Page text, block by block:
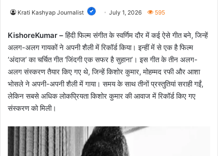
Krati Kashyap Journalist July 1, 2026 595
KishoreKumar –हिंदी फिल्म संगीत के स्वर्णिम दौर में कई ऐसे गीत बने, जिन्हें
अलग-अलग गायकों ने अपनी शैली में रिकॉर्ड किया। इन्हीं में से एक है फिल्म
‘अंदाज’ का चर्चित गीत ‘जिंदगी एक सफर है सुहाना’। इस गीत के तीन अलग-
अलग संस्करण तैयार किए गए थे, जिन्हें किशोर कुमार, मोहम्मद रफी और आशा
भोसले ने अपनी-अपनी शैली में गाया। समय के साथ तीनों प्रस्तुतियां सराही गईं,
लेकिन सबसे अधिक लोकप्रियता किशोर कुमार की आवाज में रिकॉर्ड किए गए
संस्करण को मिली।